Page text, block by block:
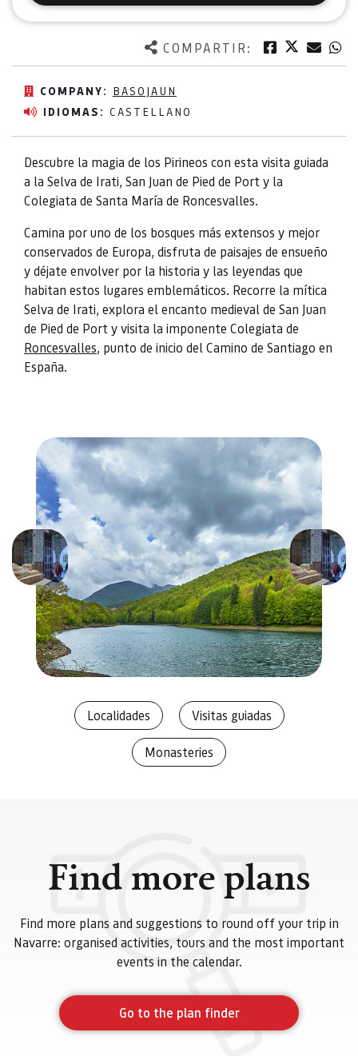
COMPARTIR: Facebook
Twitter
COMPANY: BASOJAUN
IDIOMAS: CASTELLANO
Descubre la magia de los Pirineos con esta visita guiada
a la Selva de Irati, San Juan de Pied de Port y la
Colegiata de Santa María de Roncesvalles.
Camina por uno de los bosques más extensos y mejor
conservados de Europa, disfruta de paisajes de ensueño
y déjate envolver por la historia y las leyendas que
habitan estos lugares emblemáticos. Recorre la mítica
Selva de Irati, explora el encanto medieval de San Juan
de Pied de Port y visita la imponente Colegiata de
Roncesvalles, punto de inicio del Camino de Santiago en
España.
Previous Next
Localidades Visitas guiadas
Monasteries
Find more plans
Find more plans and suggestions to round off your trip in
Navarre: organised activities, tours and the most important
events in the calendar.
Go to the plan finder